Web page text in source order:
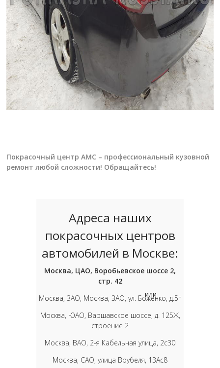
Покрасочный центр АМС – профессиональный кузовной
ремонт любой сложности! Обращайтесь!
Адреса наших
покрасочных центров
автомобилей в Москве:
Москва, ЦАО, Воробьевское шоссе 2,
стр. 42
Москва, ЗАО, Москва, ЗАО, ул. Боженко, д.5г
Москва, ЮАО, Варшавское шоссе, д. 125Ж,
строение 2
Москва, ВАО, 2-я Кабельная улица, 2с30
Москва, САО, улица Врубеля, 13Ас8
или